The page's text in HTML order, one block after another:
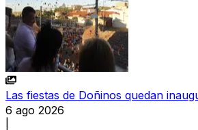
Las fiestas de Doñinos quedan
6 ago 2026